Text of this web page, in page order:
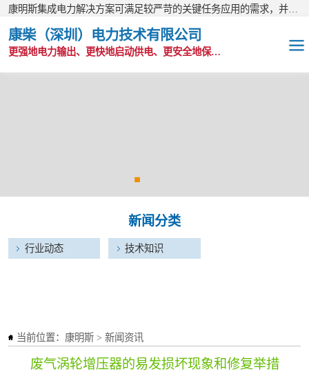
康柴（深圳）电力技术有限公司
更强地电力输出、更快地启动供电、更安全地保护功能
当前位置： 康明斯 > 新闻资讯
废气涡轮增压器的易发损坏现象和修复举措
新闻分类
行业动态 技术知识
发电机出租